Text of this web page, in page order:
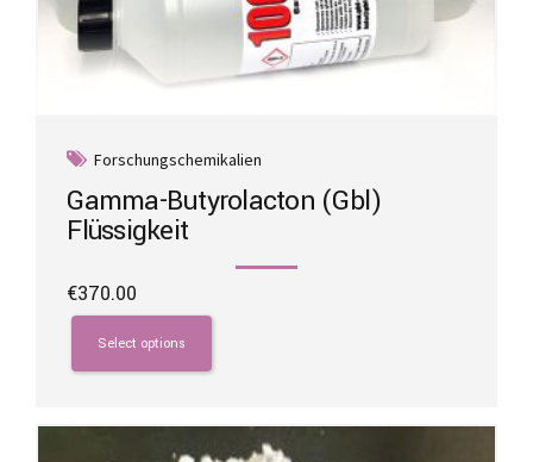
Forschungschemikalien
Gamma-Butyrolacton (Gbl)
Flüssigkeit
€370.00
Select options
This
product
has